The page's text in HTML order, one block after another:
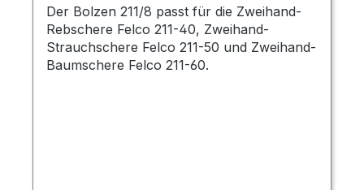
Der Bolzen 211/8 passt für die Zweihand-
Rebschere Felco 211-40, Zweihand-
Strauchschere Felco 211-50 und Zweihand-
Baumschere Felco 211-60.